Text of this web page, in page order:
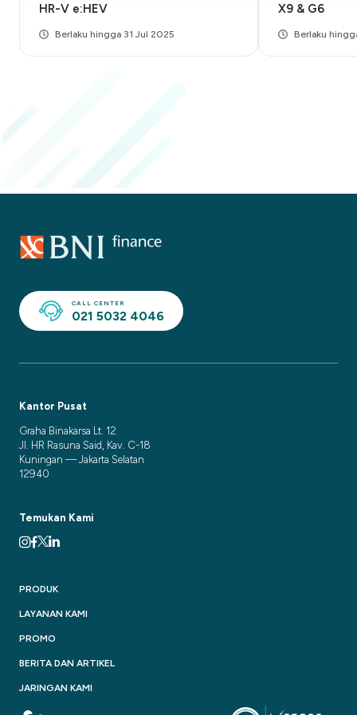
HR-V e:HEV
Berlaku hingga 31 Jul 2025
X9 & G6
Berlaku
CALL CENTER
021 5032 4046
Kantor Pusat
Graha Binakarsa Lt. 12
Jl. HR Rasuna Said, Kav. C-18
Kuningan — Jakarta Selatan
12940
PRODUK
LAYANAN KAMI
PROMO
BERITA DAN ARTIKEL
JARINGAN KAMI
Temukan Kami